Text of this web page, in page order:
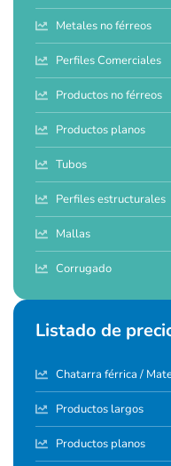
Metales no férreos
Perfiles Comerciales
Productos no férreos
Productos planos
Tubos
Perfiles estructurales
Mallas
Corrugado
Listado de
Chatarra férrica /
Productos largos
Productos planos